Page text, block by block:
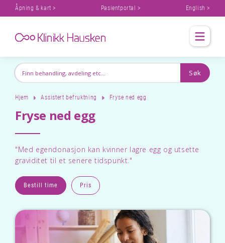
Åpning & kart > Pasientportal > English >
Hjem Assistert befruktning Fryse ned egg
Fryse ned egg
"Med egendonasjon kan kvinner lagre egg og utsette
graviditet til et senere tidspunkt."
Bestill time Pris